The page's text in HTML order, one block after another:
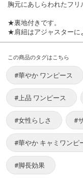
胸元にあしらわれたフリ
★裏地付きです。
★肩紐はアジャスターに
この商品のタグはこちら
#華やか ワンピース
#上品 ワンピース
#女性らしさ #
#華やか キャミワンピ
#脚長効果